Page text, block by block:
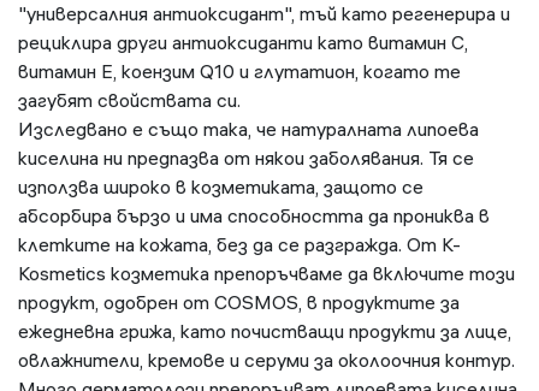
"универсалния антиоксидант", тъй като регенерира и
рециклира други антиоксиданти като витамин С,
витамин Е, коензим Q10 и глутатион, когато те
загубят свойствата си.
Изследвано е също така, че натуралната липоева
киселина ни предпазва от някои заболявания. Тя се
използва широко в козметиката, защото се
абсорбира бързо и има способността да прониква в
клетките на кожата, без да се разгражда. От K-
Kosmetics козметика препоръчваме да включите този
продукт, одобрен от COSMOS, в продуктите за
ежедневна грижа, като почистващи продукти за лице,
овлажнители, кремове и серуми за околоочния контур.